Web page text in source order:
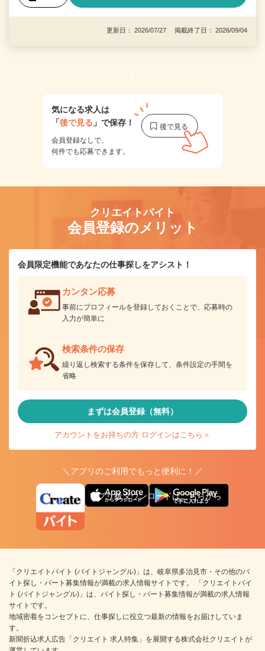
更新日： 2026/07/27 掲載終了日： 2026/09/04
1
気になる求人は
「後で見る 」で保存！
会員登録なしで、
何件でも応募できます。
クリエイトバイト
会員登録のメリット
会員限定機能であなたの仕事探しをアシスト！
カンタン応募
事前にプロフィールを登録しておくことで、応募時の
入力が簡単に
検索条件の保存
繰り返し検索する条件を保存して、条件設定の手間を
省略
まずは会員登録（無料）
アカウントをお持ちの方 ログインはこちら＞
＼アプリのご利用でもっと便利に！／
アプリ版ダウンロードはこちらから
「クリエイトバイト (バイトジャングル)」は、岐阜県多治見市・その他のバ
イト探し・パート募集情報が満載の求人情報サイトです。 「クリエイトバイ
ト (バイトジャングル)」は、バイト探し・パート募集情報が満載の求人情報
サイトです。
地域密着をコンセプトに、仕事探しに役立つ最新の情報をお届けしていま
す。
新聞折込求人広告「クリエイト 求人特集」を展開する株式会社クリエイトが